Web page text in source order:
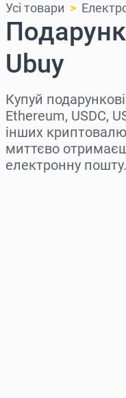
Усі товари
Ubuy
Купуй
Ethereum, USDC,
інших
миттєво
електронну пошту.